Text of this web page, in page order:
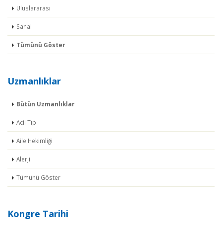
Uluslararası
Sanal
Tümünü Göster
Uzmanlıklar
Bütün Uzmanlıklar
Acil Tıp
Aile Hekimliği
Alerji
Tümünü Göster
Kongre Tarihi